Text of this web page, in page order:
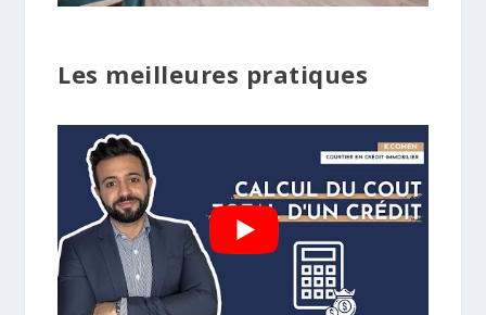
Les meilleures pratiques